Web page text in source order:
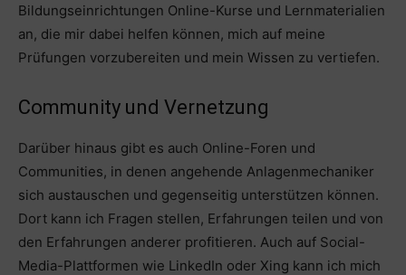
Bildungseinrichtungen Online-Kurse und Lernmaterialien
an, die mir dabei helfen können, mich auf meine
Prüfungen vorzubereiten und mein Wissen zu vertiefen.
Community und Vernetzung
Darüber hinaus gibt es auch Online-Foren und
Communities, in denen angehende Anlagenmechaniker
sich austauschen und gegenseitig unterstützen können.
Dort kann ich Fragen stellen, Erfahrungen teilen und von
den Erfahrungen anderer profitieren. Auch auf Social-
Media-Plattformen wie LinkedIn oder Xing kann ich mich